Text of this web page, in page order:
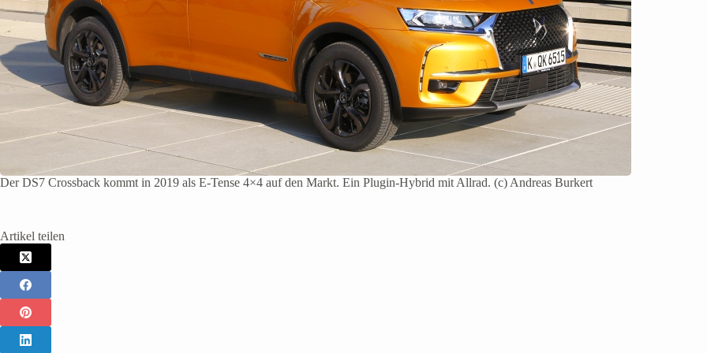
Der DS7 Crossback kommt in 2019 als E-Tense 4×4 auf den Markt. Ein Plugin-Hybrid mit Allrad. (c) Andreas Burkert
Artikel teilen